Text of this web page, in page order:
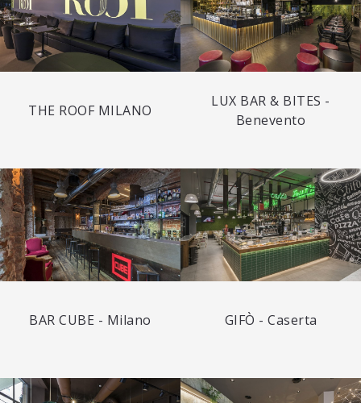
THE ROOF MILANO
LUX BAR & BITES -
Benevento
BAR CUBE - Milano GIFÒ - Caserta